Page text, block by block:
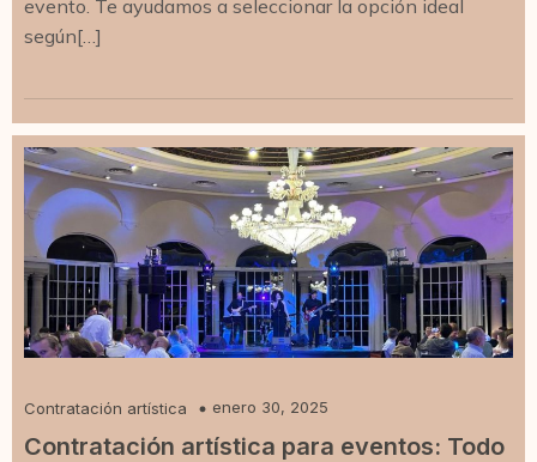
evento. Te ayudamos a seleccionar la opción ideal
según[…]
Contratación artística enero 30, 2025
Contratación artística para eventos: Todo